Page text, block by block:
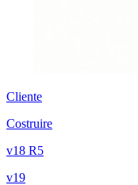
Cliente
Costruire
v18 R5
v19